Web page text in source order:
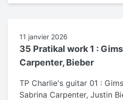
11 janvier 2026
35 Pratikal work 1 :
Carpenter, Bieber
TP Charlie's guitar 01 :
Sabrina Carpenter, Justin